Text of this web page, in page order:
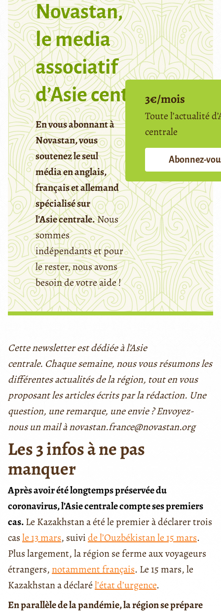
Novastan,
le media
associatif
d’Asie centrale
En vous abonnant à
Novastan, vous
soutenez le seul
média en anglais,
français et allemand
spécialisé sur
l’Asie centrale.Nous
sommes
indépendants et pour
le rester, nous avons
besoin de votre aide !
3€/mois
Toute l’actualité
centrale
Abonnez-
Cette newsletter est dédiée à l’Asie
centrale. Chaque semaine, nous vous résumons les
différentes actualités de la région, tout en vous
proposant les articles écrits par la rédaction. Une
question, une remarque, une envie ? Envoyez-
nous un mail à novastan.france@novastan.org
Les 3 infos à ne pas
manquer
Après avoir été longtemps préservée du
coronavirus, l’Asie centrale compte ses premiers
cas.Le Kazakhstan a été le premier à déclarer trois
casle 13 mars, suivide l’Ouzbékistan le 15 mars.
Plus largement, la région se ferme aux voyageurs
étrangers,notamment français. Le 15 mars, le
Kazakhstan a déclarél’état d’urgence.
En parallèle de la pandémie, la région se prépare